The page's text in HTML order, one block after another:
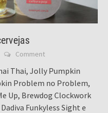
Comment
Thai, Jolly Pumpkin
Problem no Problem,
Up, Brewdog Clockwork
Funkyless Sight e